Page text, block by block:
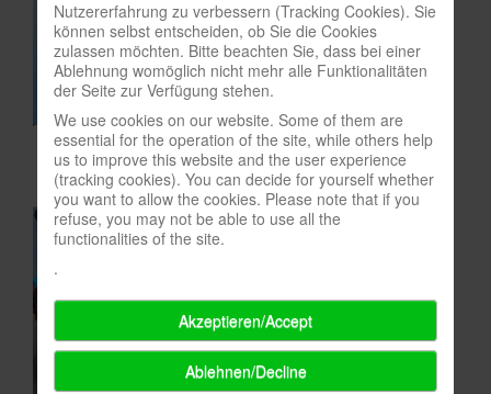
In eigener Sache-On our own behalf
Archivierte Meldungen-News archive
Nutzererfahrung zu verbessern (Tracking Cookies). Sie
können selbst entscheiden, ob Sie die Cookies
zulassen möchten. Bitte beachten Sie, dass bei einer
Ablehnung womöglich nicht mehr alle Funktionalitäten
der Seite zur Verfügung stehen.
We use cookies on our website. Some of them are
essential for the operation of the site, while others help
us to improve this website and the user experience
(tracking cookies). You can decide for yourself whether
you want to allow the cookies. Please note that if you
refuse, you may not be able to use all the
functionalities of the site.
.
Akzeptieren/Accept
Ablehnen/Decline